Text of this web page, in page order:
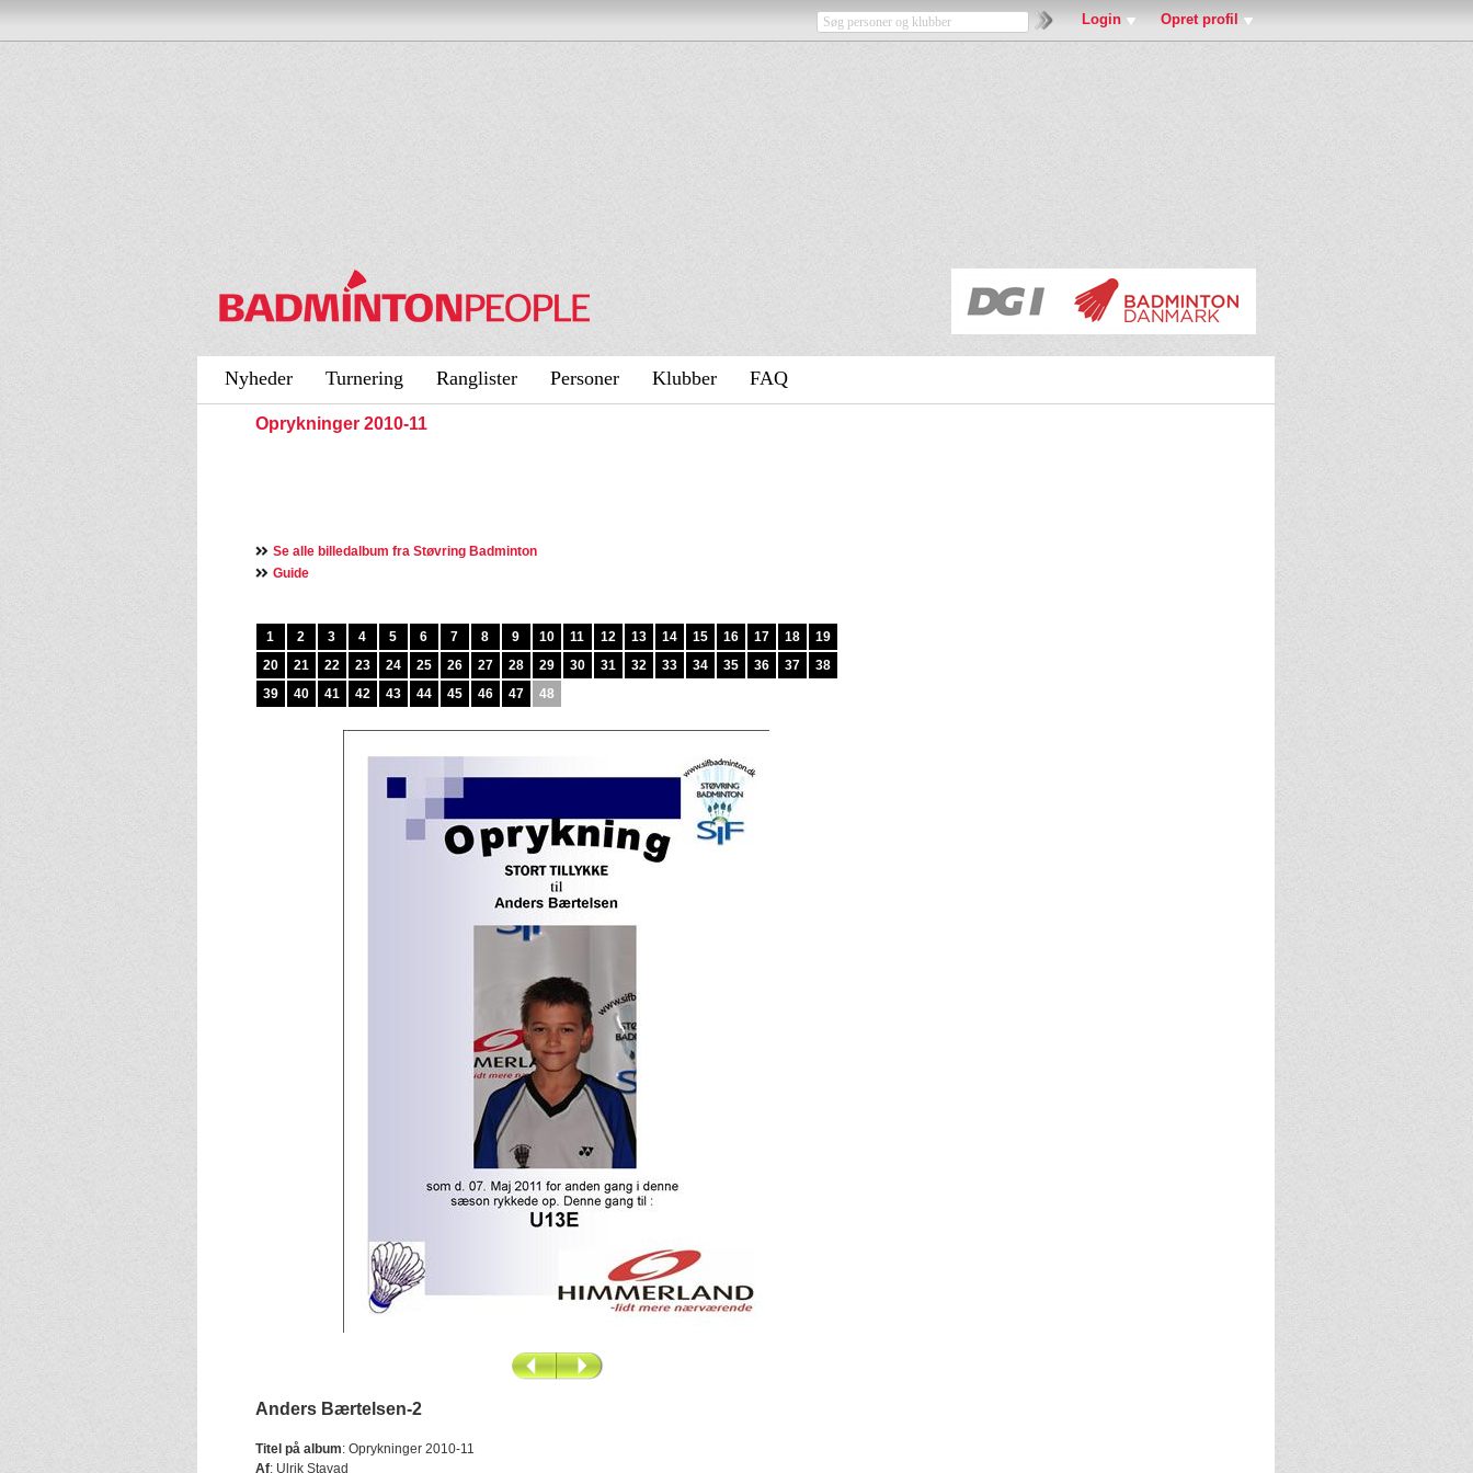
Login Opret profil
Nyheder Turnering Ranglister Personer Klubber FAQ
Oprykninger 2010-11
Se alle billedalbum fra Støvring Badminton
Guide
1 2 3 4 5 6 7 8 9 10 11 12 13 14 15 16 17 18
19
20
21 22 23 24 25 26 27 28 29 30 31 32 33 34 35 36 37
38
39
40 41 42 43 44 45 46 47 48
Anders Bærtelsen-2
Titel på album: Oprykninger 2010-11
Af: Ulrik Stavad